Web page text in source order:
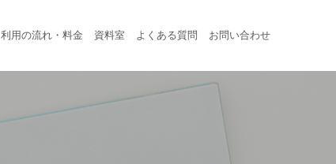
利用の流れ・料金 資料室 よくある質問 お問い合わせ